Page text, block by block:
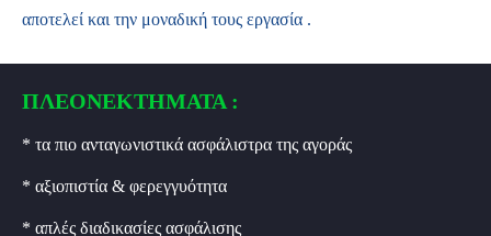
αποτελεί και την μοναδική τους εργασία .
ΠΛΕΟΝΕΚΤΗΜΑΤΑ :
* τα πιο ανταγωνιστικά ασφάλιστρα της αγοράς
* αξιοπιστία & φερεγγυότητα
* απλές διαδικασίες ασφάλισης